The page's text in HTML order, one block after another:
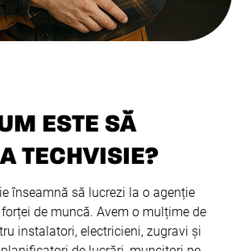
ESTE SĂ
TECHVISIE?
înseamnă să lucrezi la o agenție
de muncă. Avem o mulțime de
instalatori, electricieni, zugravi și